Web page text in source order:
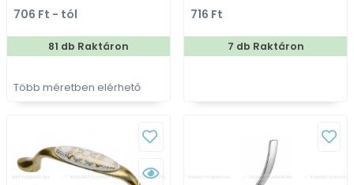
színes fém
bútorfogantyú
706 Ft - tól
81 db Raktáron
Több méretben elérhető
716 Ft
7 db Raktáron